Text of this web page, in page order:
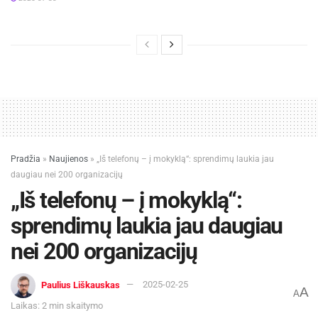
Pradžia » Naujienos »
„Iš telefonų – į mokyklą“: sprendimų laukia jau
daugiau nei 200 organizacijų
„Iš telefonų – į mokyklą“:
sprendimų laukia jau daugiau
nei 200 organizacijų
Paulius Liškauskas
2025-02-25
Laikas: 2 min skaitymo
AA